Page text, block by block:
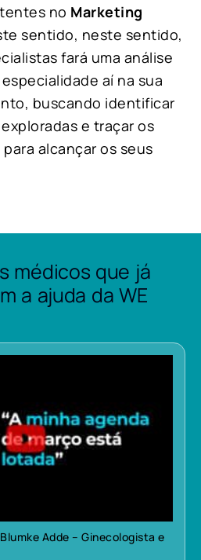
no Marketing
sentido, neste sentido,
fará uma análise
aí na sua
buscando identificar
e traçar os
alcançar os seus
médicos que já
a ajuda da WE
Adde – Ginecologista e